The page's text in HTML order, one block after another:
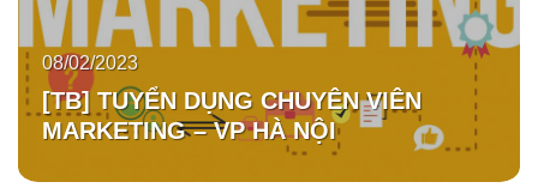
[TB] TUYỂN DỤNG CHUYÊN VIÊN
MARKETING – VP HÀ NỘI
08/02/2023